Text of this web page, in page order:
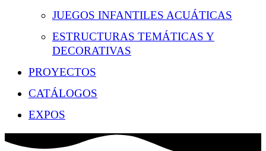
JUEGOS INFANTILES ACUÁTICAS
ESTRUCTURAS TEMÁTICAS Y
DECORATIVAS
PROYECTOS
CATÁLOGOS
EXPOS